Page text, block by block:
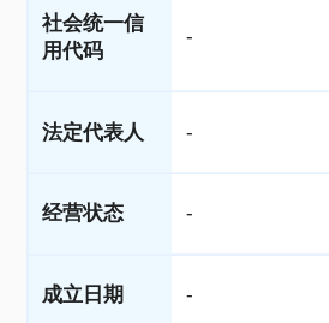
社会统一信
用代码
-
法定代表人 -
经营状态 -
成立日期 -